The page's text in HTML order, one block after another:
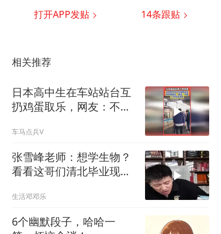
打开APP发贴 14条跟贴
相关推荐
日本高中生在车站站台互
扔鸡蛋取乐，网友：不如
车马点兵V
张雪峰老师：想学生物？
看看这哥们清北毕业现在
生活邓邓乐
6个幽默段子，哈哈一